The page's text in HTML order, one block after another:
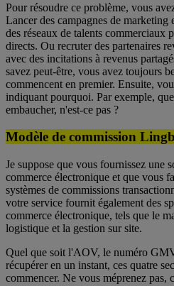
Pour résoudre ce problème, vous
Lancer des campagnes de
des réseaux de talents commerciaux
directs. Ou recruter des partenaires
avec des incitations à revenus
savez peut-être, vous avez toujours
commencent en premier. Ensuite,
indiquant pourquoi. Par exemple,
embaucher, n'est-ce pas ?
Modèle de commission
Je suppose que vous fournissez une
commerce électronique et que vous
systèmes de commissions
votre service fournit également des
commerce électronique, tels que le
logistique et la gestion sur site.
Quel que soit l'AOV, le numéro
récupérer en un instant, ces quatre
commencer. Ne vous méprenez pas,